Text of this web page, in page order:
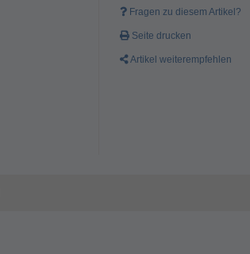
Fragen zu diesem Artikel?
Seite drucken
Artikel weiterempfehlen